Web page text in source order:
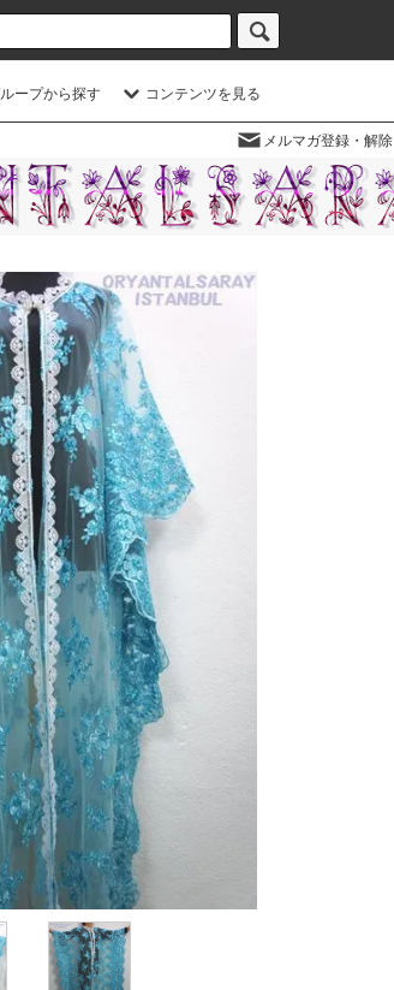
ープから探す コンテンツを見る
メルマガ登録・解除